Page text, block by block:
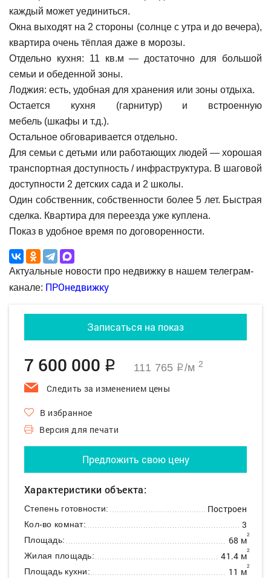
каждый может уединиться.
Окна выходят на 2 стороны (солнце с утра и до вечера),
квартира очень тёплая даже в морозы.
Отдельно кухня: 11 кв.м — достаточно для большой
семьи и обеденной зоны.
Лоджия: есть, удобная для хранения или зоны отдыха.
Остается кухня (гарнитур) и встроенную
мебель (шкафы и т.д.).
Остальное обговаривается отдельно.
Для семьи с детьми или работающих людей — хорошая
транспортная доступность / инфраструктура. В шаговой
доступности 2 детских сада и 2 школы.
Один собственник, собственности более 5 лет. Быстрая
сделка. Квартира для переезда уже куплена.
Показ в удобное время по договоренности.
Актуальные новости про недвижку в нашем телеграм-
канале: ПРОнедвижку
Записаться на показ
7 600 000 q 111 765 q/м 2
Следить за изменением цены
В избранное
Версия для печати
Предложить свою цену
Характеристики объекта:
Степень готовности: Построен
Кол-во комнат: 3
Площадь: 68 м2
Жилая площадь: 41.4 м2
Площадь кухни: 11 м2